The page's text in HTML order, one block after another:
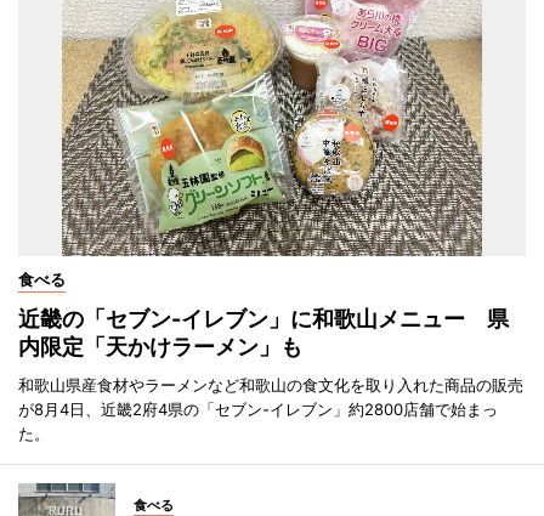
食べる
近畿の「セブン-イレブン」に和歌山メニュー 県
内限定「天かけラーメン」も
和歌山県産食材やラーメンなど和歌山の食文化を取り入れた商品の販売
が8月4日、近畿2府4県の「セブン-イレブン」約2800店舗で始まっ
た。
食べる